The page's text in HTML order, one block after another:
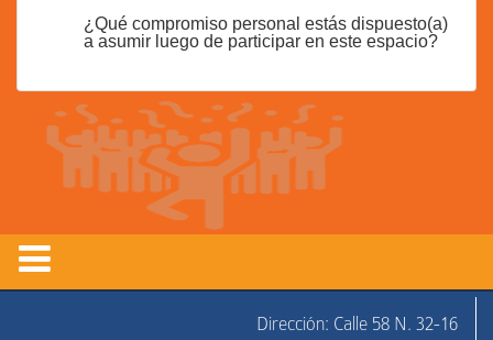
¿Qué compromiso personal estás dispuesto(a)
a asumir luego de participar en este espacio?
Dirección: Calle 58 N. 32-16